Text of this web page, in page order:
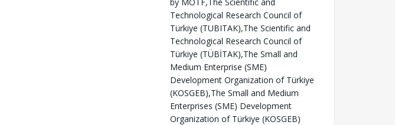
Technological Research Council of
Türkiye (TUBITAK),The Scientific and
Technological Research Council of
Türkiye (TÜBİTAK),The Small and
Medium Enterprise (SME)
Development Organization of Türkiye
(KOSGEB),The Small and Medium
Enterprises (SME) Development
Organization of Türkiye (KOSGEB)